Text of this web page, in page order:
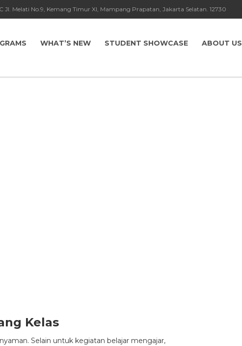
Jl. Melati No.9, Kemang Timur XI, Mampang Prapatan, Jakarta Selatan. 12730
WHAT’S NEW STUDENT SHOWCASE ABOUT US
Kelas
Selain untuk kegiatan belajar mengajar,